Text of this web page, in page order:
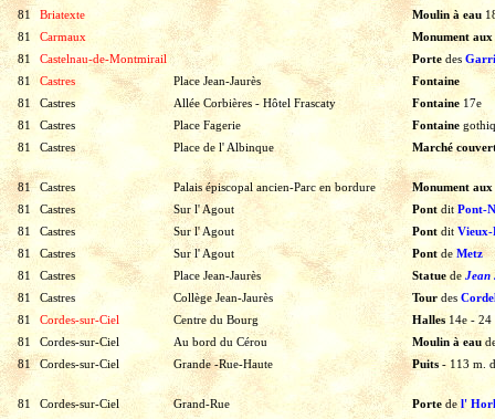
81
Briatexte Moulin à eau
81
Carmaux
Monument
81
Castelnau-de-Montmirail Porte des
81
Castres Place Jean-Jaurès
Fontaine
81
Castres Allée Corbières - Hôtel Frascaty Fontaine 17e
81
Castres Place Fagerie Fontaine
81
Castres Place de l' Albinque Marché
81 Castres Palais épiscopal ancien-Parc en bordure
Monument
81
Castres Sur l' Agout Pont ditPont-
81
Castres Sur l' Agout Pont dit Vieux-
81
Castres Sur l' Agout Pont de Metz
81
Castres Place Jean-Jaurès Statue de Jean
81
Castres Collège Jean-Jaurès Tour des
81
Cordes-sur-Ciel Centre du Bourg Halles 14e - 24
81
Cordes-sur-Ciel Au bord du Cérou Moulin à eau
81
Cordes-sur-Ciel Grande -Rue-Haute Puits - 113 m.
81 Cordes-sur-Ciel Grand-Rue Porte de l'